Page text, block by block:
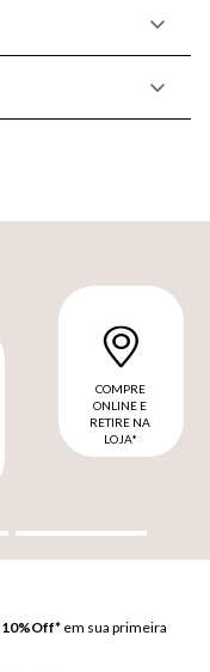
COMPRE
ONLINE E
RETIRE NA
LOJA*
10%Off* em sua primeira